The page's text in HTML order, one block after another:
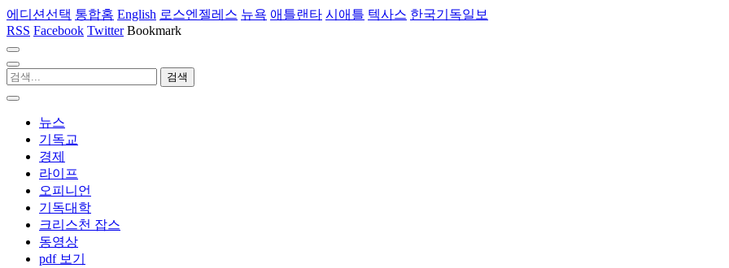
에디션선택 통합홈 English 로스엔젤레스 뉴욕 애틀랜타 시애틀 텍사스 한국기독일보
RSS Facebook Twitter Bookmark
뉴스
기독교
경제
라이프
오피니언
기독대학
크리스천 잡스
동영상
pdf 보기